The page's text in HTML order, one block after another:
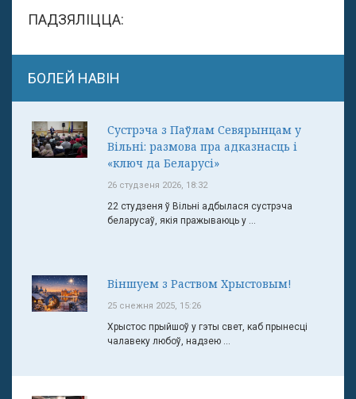
ПАДЗЯЛІЦЦА:
БОЛЕЙ НАВІН
Сустрэча з Паўлам Севярынцам у
Вільні: размова пра адказнасць і
«ключ да Беларусі»
26 студзеня 2026, 18:32
22 студзеня ў Вільні адбылася сустрэча
беларусаў, якія пражываюць у ...
Віншуем з Раством Хрыстовым!
25 снежня 2025, 15:26
Хрыстос прыйшоў у гэты свет, каб прынесці
чалавеку любоў, надзею ...